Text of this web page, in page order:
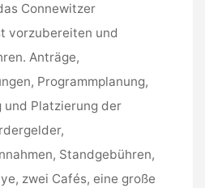
Connewitzer
vorzubereiten und
Anträge,
Programmplanung,
und Platzierung der
Standgebühren,
zwei Cafés, eine große